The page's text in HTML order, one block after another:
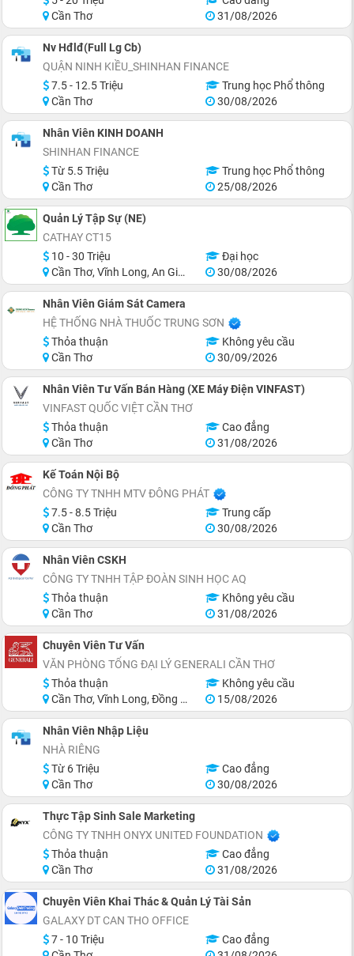
Cần Thơ
31/08/2026
Nv Hđlđ(Full Lg Cb)
QUẬN NINH KIỀU_SHINHAN FINANCE
7.5 - 12.5 Triệu
Trung học Phổ thông
Cần Thơ
30/08/2026
Nhân Viên KINH DOANH
SHINHAN FINANCE
Từ 5.5 Triệu
Trung học Phổ thông
Cần Thơ
25/08/2026
Quản Lý Tập Sự (NE)
CATHAY CT15
10 - 30 Triệu
Đại học
Cần Thơ, Vĩnh Long, An Giang, Hậu Giang, Hồ Chí Minh
30/08/2026
Nhân Viên Giám Sát Camera
HỆ THỐNG NHÀ THUỐC TRUNG SƠN
Thỏa thuận
Không yêu cầu
Cần Thơ
30/09/2026
Nhân Viên Tư Vấn Bán Hàng (XE Máy Điện VINFAST)
VINFAST QUỐC VIỆT CẦN THƠ
Thỏa thuận
Cao đẳng
Cần Thơ
31/08/2026
Kế Toán Nội Bộ
CÔNG TY TNHH MTV ĐÔNG PHÁT
7.5 - 8.5 Triệu
Trung cấp
Cần Thơ
30/08/2026
Nhân Viên CSKH
CÔNG TY TNHH TẬP ĐOÀN SINH HỌC AQ
Thỏa thuận
Không yêu cầu
Cần Thơ
31/08/2026
Chuyên Viên Tư Vấn
VĂN PHÒNG TỔNG ĐẠI LÝ GENERALI CẦN THƠ
Thỏa thuận
Không yêu cầu
Cần Thơ, Vĩnh Long, Đồng Tháp, Hậu Giang, Sóc Trăng, Trà Vinh
15/08/2026
Nhân Viên Nhập Liệu
NHÀ RIÊNG
Từ 6 Triệu
Cao đẳng
Cần Thơ
30/08/2026
Thực Tập Sinh Sale Marketing
CÔNG TY TNHH ONYX UNITED FOUNDATION
Thỏa thuận
Cao đẳng
Cần Thơ
31/08/2026
Chuyên Viên Khai Thác & Quản Lý Tài Sản
GALAXY DT CAN THO OFFICE
7 - 10 Triệu
Cao đẳng